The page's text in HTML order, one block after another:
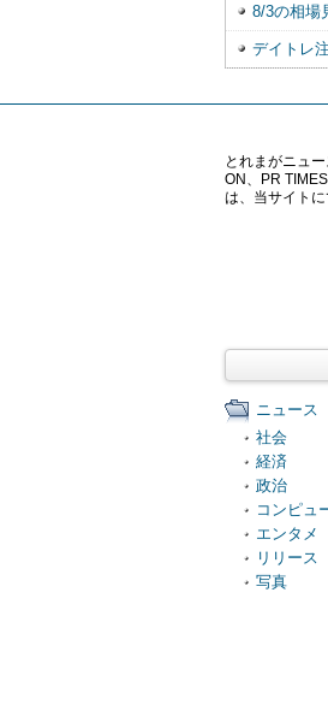
8/3の相場
デイトレ
とれまがニュ
ON、PR
は、当サイト
ニュース
社会
経済
政治
コンピュ
エンタメ
リリース
写真